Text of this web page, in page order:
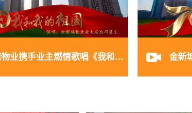
金新城物业携手业主燃情歌唱《我和我的祖国》